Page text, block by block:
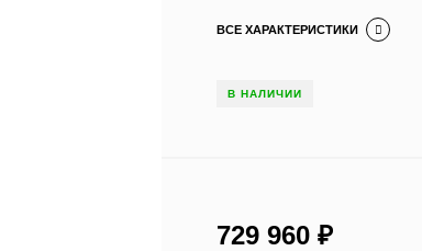
ВСЕ ХАРАКТЕРИСТИКИ
В НАЛИЧИИ
729 960